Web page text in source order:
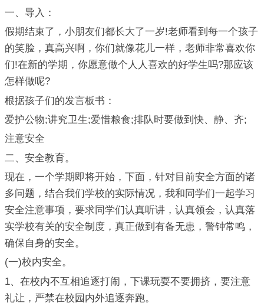
一、导入：
假期结束了，小朋友们都长大了一岁!老师看到每一个孩子
的笑脸，真高兴啊，你们就像花儿一样，老师非常喜欢你
们!在新的学期，你愿意做个人人喜欢的好学生吗?那应该
怎样做呢?
根据孩子们的发言板书：
爱护公物;讲究卫生;爱惜粮食;排队时要做到快、静、齐;
注意安全
二、安全教育。
现在，一个学期即将开始，下面，针对目前安全方面的诸
多问题，结合我们学校的实际情况，我和同学们一起学习
安全注意事项，要求同学们认真听讲，认真领会，认真落
实学校有关的安全制度，真正做到有备无患，警钟常鸣，
确保自身的安全。
(一)校内安全。
1、在校内不互相追逐打闹，下课玩耍不要拥挤，要注意
礼让，严禁在校园内外追逐奔跑。